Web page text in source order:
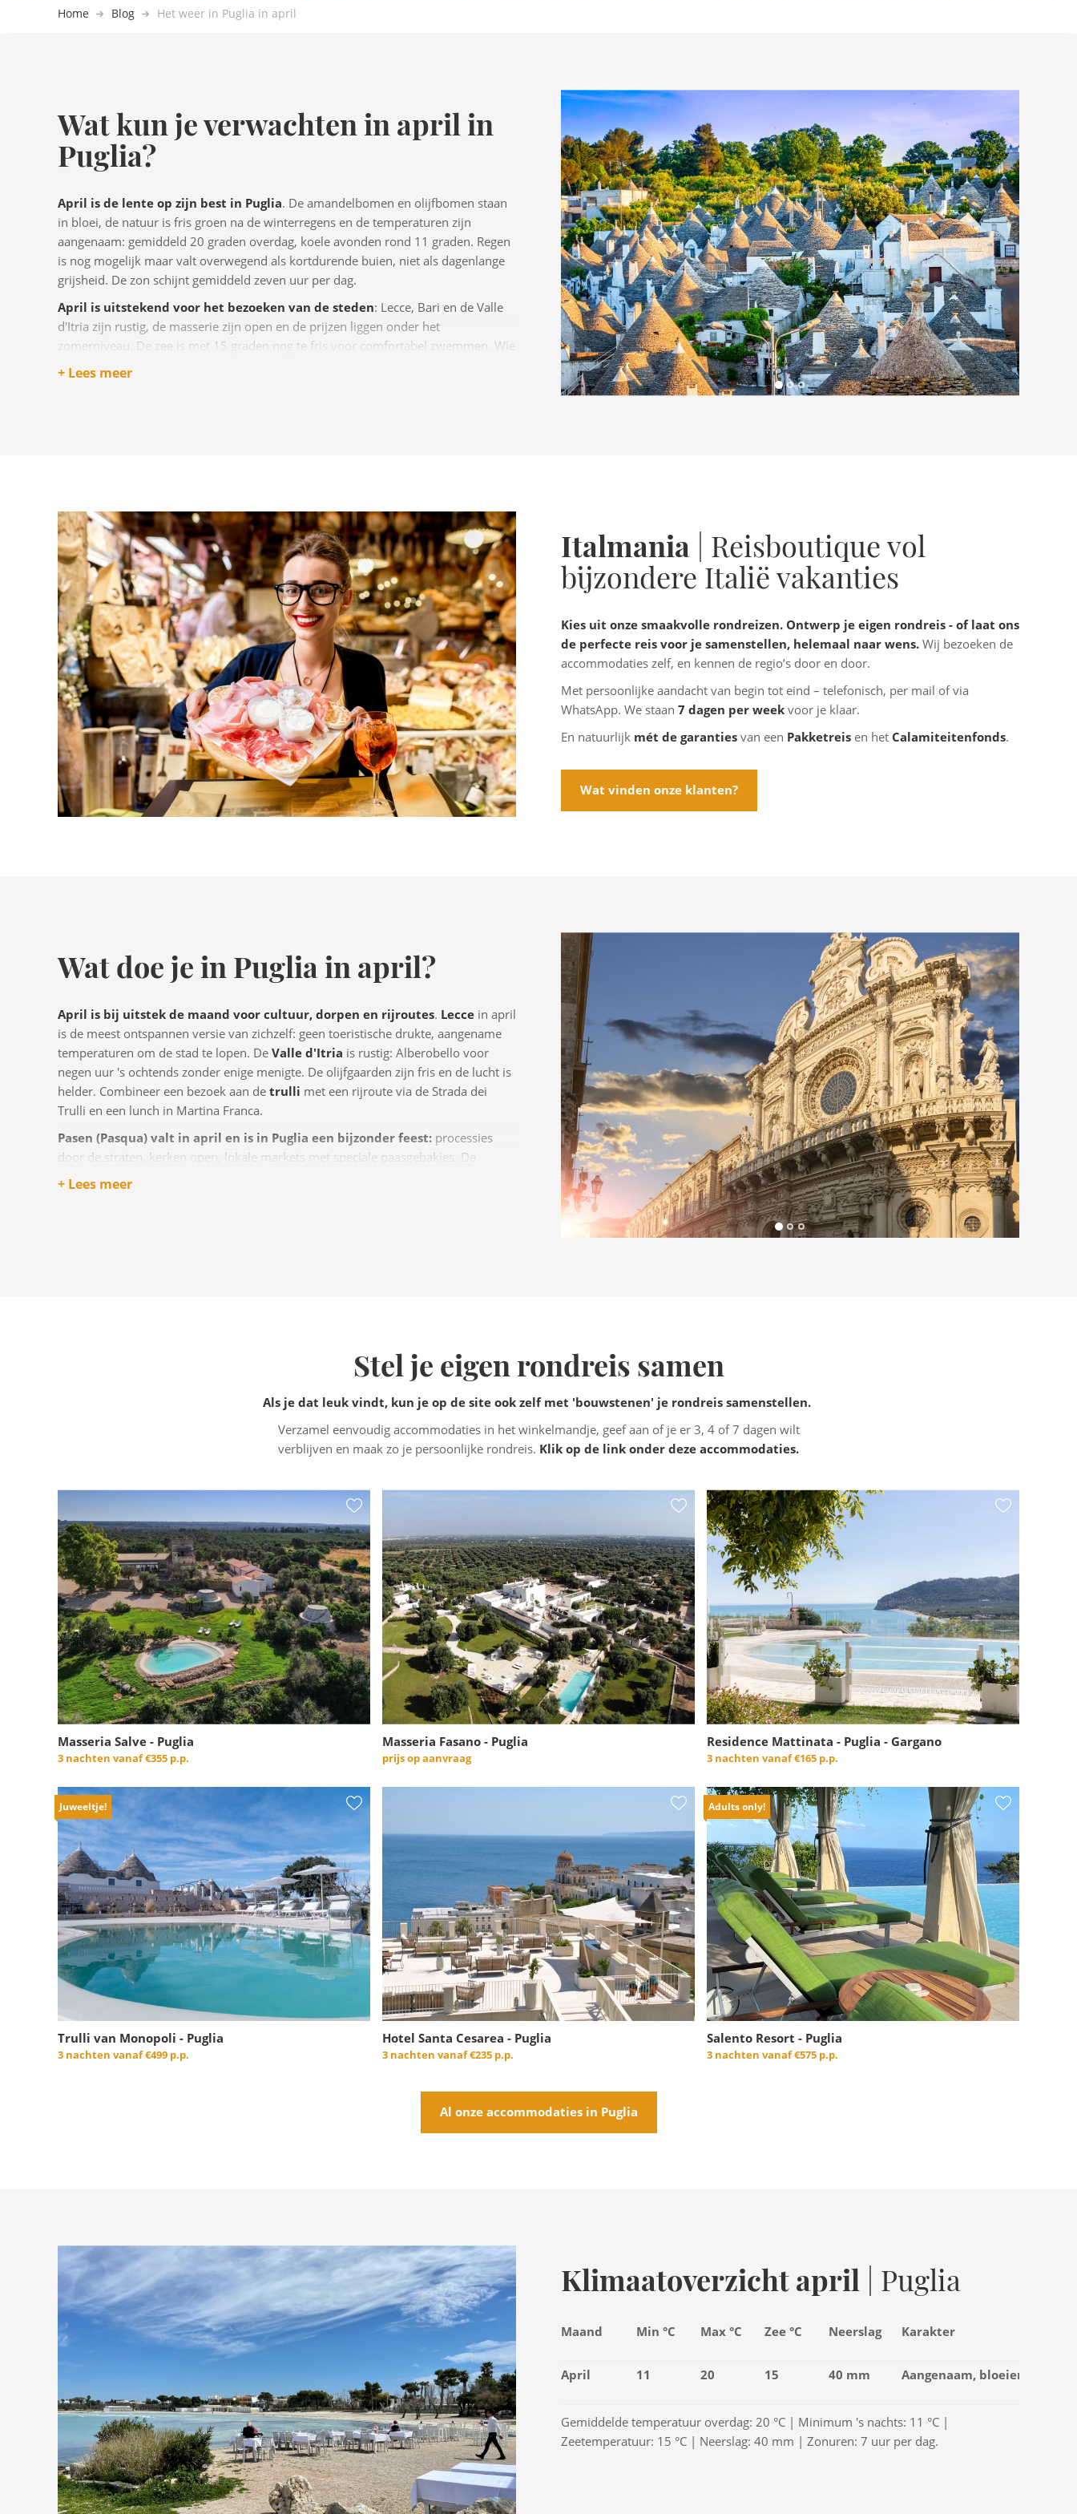
Home Blog Het weer in Puglia in april
Wat kun je verwachten in april in
Puglia?
April is de lente op zijn best in Puglia. De amandelbomen en olijfbomen staan
in bloei, de natuur is fris groen na de winterregens en de temperaturen zijn
aangenaam: gemiddeld 20 graden overdag, koele avonden rond 11 graden. Regen
is nog mogelijk maar valt overwegend als kortdurende buien, niet als dagenlange
grijsheid. De zon schijnt gemiddeld zeven uur per dag.
April is uitstekend voor het bezoeken van de steden: Lecce, Bari en de Valle
d'Itria zijn rustig, de masserie zijn open en de prijzen liggen onder het
zomerniveau. De zee is met 15 graden nog te fris voor comfortabel zwemmen. Wie
strand en zwemmen als hoofddoel heeft, wacht beter tot juni.
+ Lees meer
Italmania | Reisboutique vol
bijzondere Italië vakanties
Kies uit onze smaakvolle rondreizen. Ontwerp je eigen rondreis - of laat ons
de perfecte reis voor je samenstellen, helemaal naar wens. Wij bezoeken de
accommodaties zelf, en kennen de regio’s door en door.
Met persoonlijke aandacht van begin tot eind – telefonisch, per mail of via
WhatsApp. We staan 7 dagen per week voor je klaar.
En natuurlijk mét de garanties van een Pakketreis en het Calamiteitenfonds.
Wat vinden onze klanten?
Wat doe je in Puglia in april?
April is bij uitstek de maand voor cultuur, dorpen en rijroutes. Lecce in april
is de meest ontspannen versie van zichzelf: geen toeristische drukte, aangename
temperaturen om de stad te lopen. De Valle d'Itria is rustig: Alberobello voor
negen uur 's ochtends zonder enige menigte. De olijfgaarden zijn fris en de lucht is
helder. Combineer een bezoek aan de trulli met een rijroute via de Strada dei
Trulli en een lunch in Martina Franca.
Pasen (Pasqua) valt in april en is in Puglia een bijzonder feest: processies
door de straten, kerken open, lokale markets met speciale paasgebakjes. De
Pasticciotti
+ Lees meer
Stel je eigen rondreis samen
Als je dat leuk vindt, kun je op de site ook zelf met 'bouwstenen' je rondreis samenstellen.
Verzamel eenvoudig accommodaties in het winkelmandje, geef aan of je er 3, 4 of 7 dagen wilt
verblijven en maak zo je persoonlijke rondreis. Klik op de link onder deze accommodaties.
Masseria Salve - Puglia
3 nachten vanaf€355 p.p.
Masseria Fasano - Puglia
prijs op aanvraag
Residence Mattinata - Puglia - Gargano
3 nachten vanaf€165 p.p.
Juweeltje!
Trulli van Monopoli - Puglia
3 nachten vanaf€499 p.p.
Hotel Santa Cesarea - Puglia
3 nachten vanaf€235 p.p.
Adults only!
Salento Resort - Puglia
3 nachten vanaf€575 p.p.
Al onze accommodaties in Puglia
Klimaatoverzicht april | Puglia
Maand Min °C Max °C Zee °C Neerslag Karakter
April 11 20 15 40 mm Aangenaam, bloeiend
Gemiddelde temperatuur overdag: 20 °C | Minimum 's nachts: 11 °C |
Zeetemperatuur: 15 °C | Neerslag: 40 mm | Zonuren: 7 uur per dag.